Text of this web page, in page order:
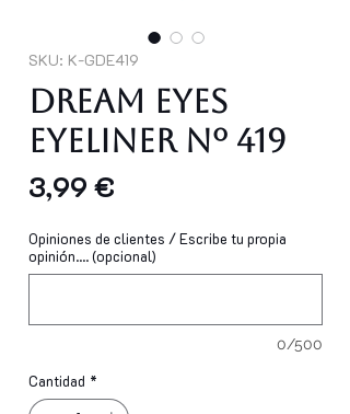
SKU: K-GDE419
Dream Eyes
Eyeliner Nº 419
3,99 €
Opiniones de clientes / Escribe tu propia
opinión.... (opcional)
0/500
Cantidad *